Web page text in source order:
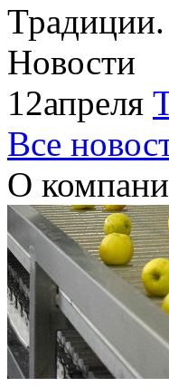
Новости
12апреля
Все
О